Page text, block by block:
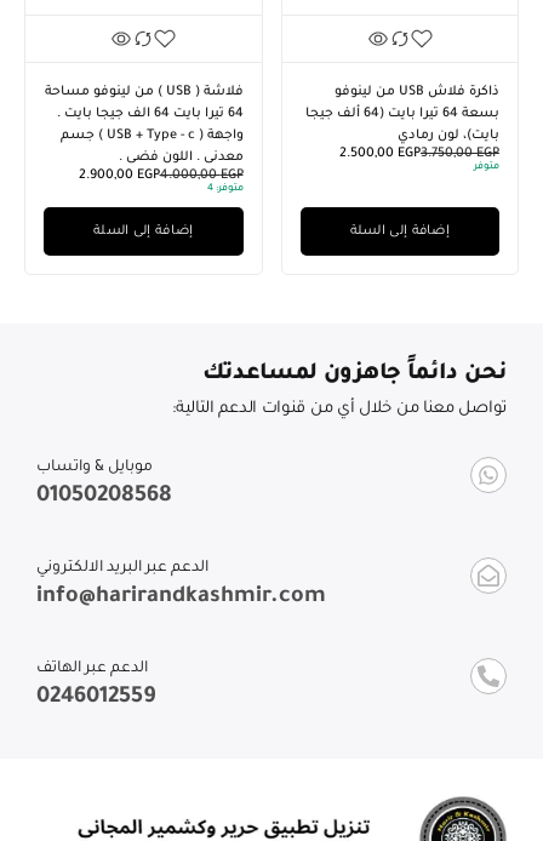
ذاكرة فلاش USB من لينوفو
بسعة 64 تيرا بايت (64 ألف جيجا
بايت)، لون رمادي
3.750,00EGP
2.500,00 EGP
متوفر
إضافة إلى السلة
فلاشة ( USB ) من لينوفو مساحة
64 تيرا بايت 64 الف جيجا بايت .
واجهة ( USB + Type - c ) جسم
معدنى . اللون فضى .
4.000,00EGP
2.900,00 EGP
متوفر: 4
إضافة إلى السلة
نحن دائماً جاهزون لمساعدتك
تواصل معنا من خلال أي من قنوات الدعم التالية:
موبايل & واتساب
01050208568
الدعم عبر البريد الالكتروني
info@harirandkashmir.com
الدعم عبر الهاتف
0246012559